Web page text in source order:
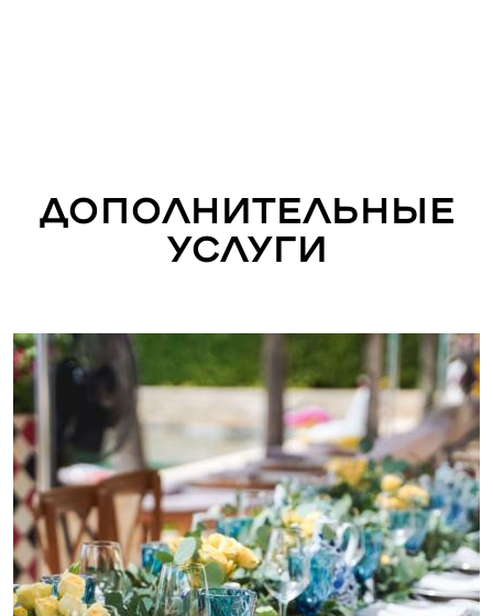
Дополнительные
услуги